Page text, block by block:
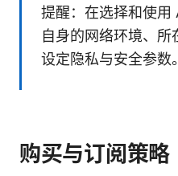
提醒：在选择和使
自身的网络环境、
设定隐私与安全参数。
购买与订阅策略